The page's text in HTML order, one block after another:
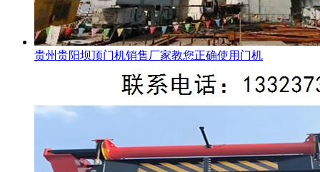
贵州贵阳坝顶门机销售厂家教您正确使用门机